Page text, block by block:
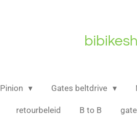
Pinion Gates beltdrive
retourbeleid B to B